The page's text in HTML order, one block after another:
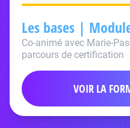
Les bases |
Co-animé avec Marie-
parcours de certification
VOIR LA